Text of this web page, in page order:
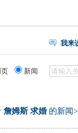
我来
页 新闻
詹姆斯 求婚的新闻